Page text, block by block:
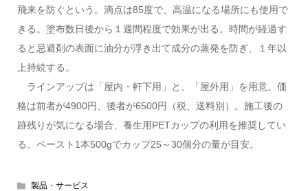
飛来を防ぐという。滴点は85度で、高温になる場所にも使用で
きる。塗布数日後から１週間程度で効果が出る。時間が経過す
ると忌避剤の表面に油分が浮き出て成分の蒸発を防ぎ、１年以
上持続する。
ラインアップは「屋内・軒下用」と、「屋外用」を用意。価
格は前者が4900円、後者が6500円（税、送料別）。施工後の
跡残りが気になる場合、養生用PETカップの利用を推奨してい
る。ペースト1本500gでカップ25～30個分の量が目安。
製品・サービス